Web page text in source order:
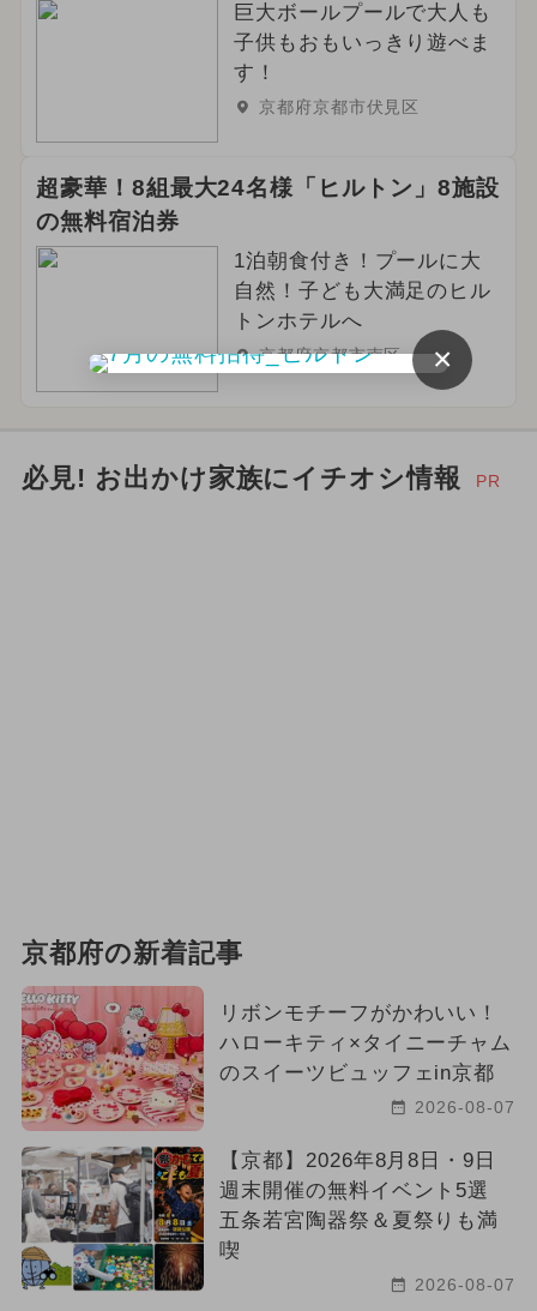
巨大ボールプールで大人も
子供もおもいっきり遊べま
す！
京都府京都市伏見区
超豪華！8組最大24名様「ヒルトン」8施設
の無料宿泊券
1泊朝食付き！プールに大
自然！子ども大満足のヒル
トンホテルへ
京都府京都市南区
必見! お出かけ家族にイチオシ情報 PR
京都府の新着記事
リボンモチーフがかわいい！
ハローキティ×タイニーチャム
のスイーツビュッフェin京都
2026-08-07
【京都】2026年8月8日・9日
週末開催の無料イベント5選
五条若宮陶器祭＆夏祭りも満
喫
2026-08-07
×